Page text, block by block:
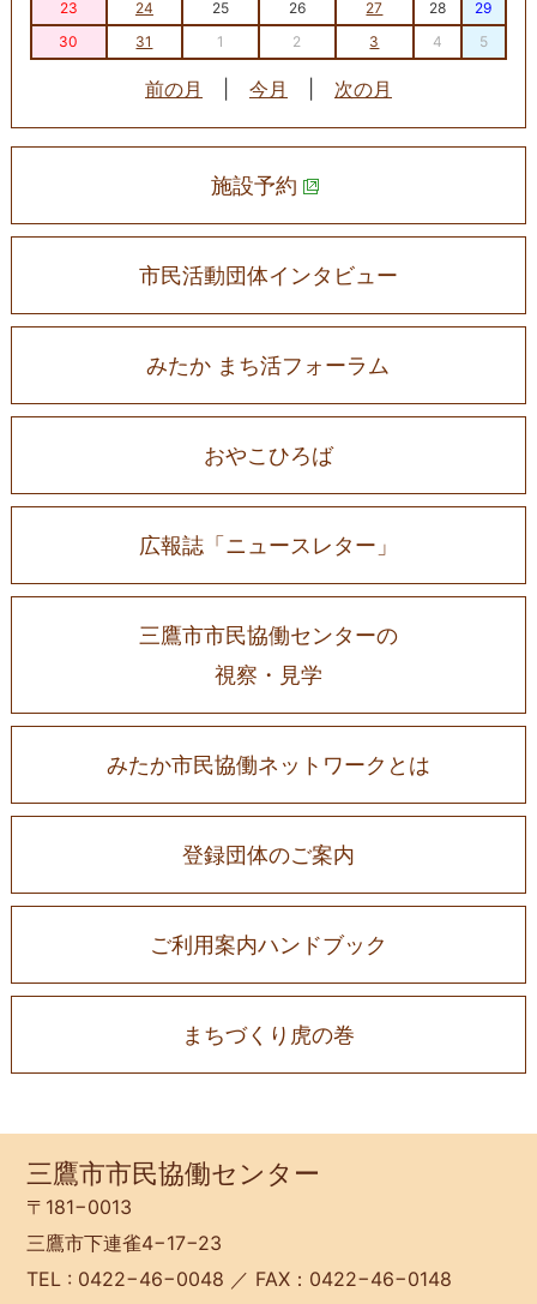
23
24 25 26 27 28
29
30
31 1 2 3 4 5
前の月 今月 次の月
施設予約
市民活動団体インタビュー
みたか まち活フォーラム
おやこひろば
広報誌「ニュースレター」
三鷹市市民協働センターの
視察・見学
みたか市民協働ネットワークとは
登録団体のご案内
ご利用案内ハンドブック
まちづくり虎の巻
三鷹市市民協働センター
〒181−0013
三鷹市下連雀4−17−23
TEL : 0422−46−0048 ／ FAX：0422−46−0148